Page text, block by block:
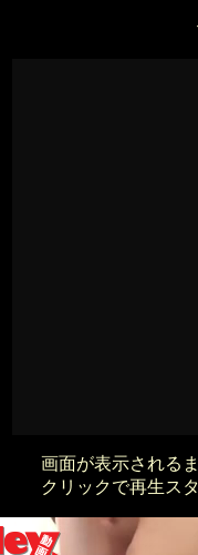
画面が表示される
クリックで再生ス